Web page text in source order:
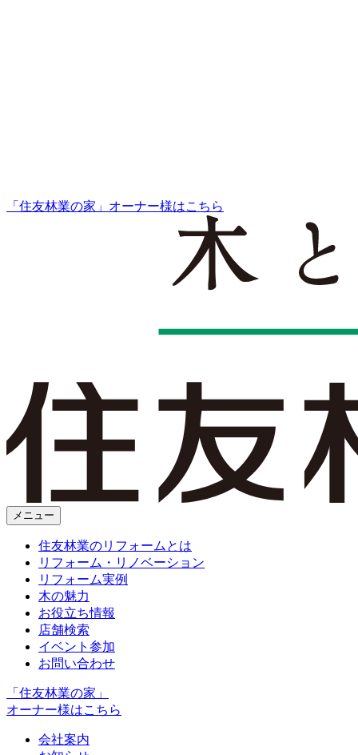
「住友林業の家」オーナー様はこちら
メニュー
住友林業のリフォームとは
リフォーム・リノベーション
リフォーム実例
木の魅力
お役立ち情報
店舗検索
イベント参加
お問い合わせ
「住友林業の家」
オーナー様はこちら
会社案内